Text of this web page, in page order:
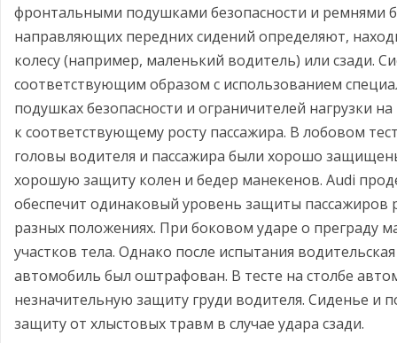
фронтальными подушками безопасности и ремнями
направляющих передних сидений определяют,
колесу (например, маленький водитель) или сзади.
соответствующим образом с использованием
подушках безопасности и ограничителей нагрузки
к соответствующему росту пассажира. В лобовом
головы водителя и пассажира были хорошо
хорошую защиту колен и бедер манекенов. Audi
обеспечит одинаковый уровень защиты пассажиров
разных положениях. При боковом ударе о преграду
участков тела. Однако после испытания
автомобиль был оштрафован. В тесте на столбе
незначительную защиту груди водителя. Сиденье и
защиту от хлыстовых травм в случае удара сзади.